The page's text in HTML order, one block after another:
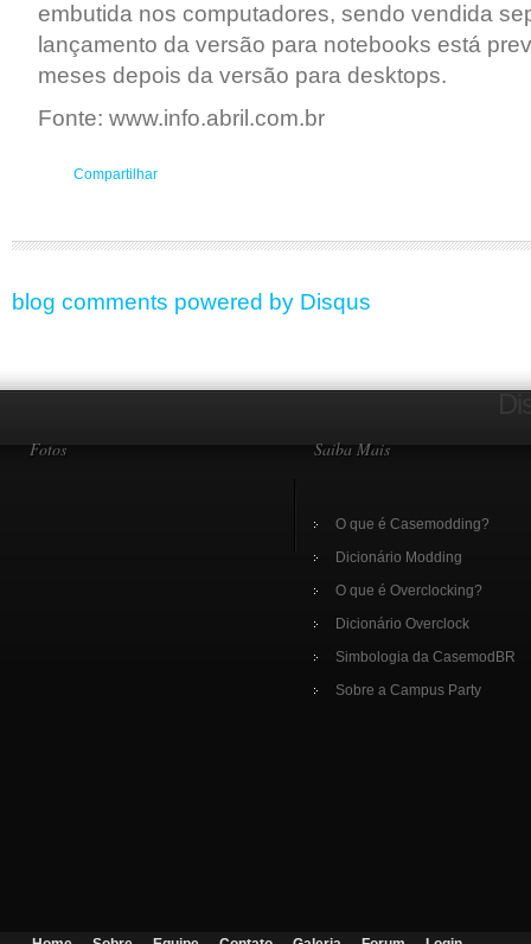
embutida nos computadores, sendo vendida
lançamento da versão para notebooks está
meses depois da versão para desktops.
Fonte: www.info.abril.com.br
Compartilhar
blog comments powered by Disqus
Fotos Saiba Mais
O que é Casemodding?
Dicionário Modding
O que é Overclocking?
Dicionário Overclock
Simbologia da CasemodBR
Sobre a Campus Party